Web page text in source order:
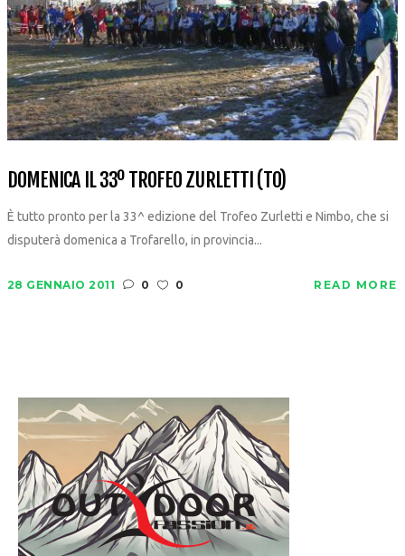
DOMENICA IL 33º TROFEO ZURLETTI (TO)
È tutto pronto per la 33^ edizione del Trofeo Zurletti e Nimbo, che si
disputerà domenica a Trofarello, in provincia...
28 GENNAIO 2011 0 0 READ MORE